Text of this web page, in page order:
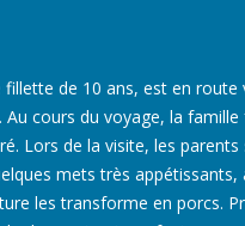
fillette de 10 ans, est en
Au cours du voyage, la
Lors de la visite, les
mets très
les transforme en porcs.